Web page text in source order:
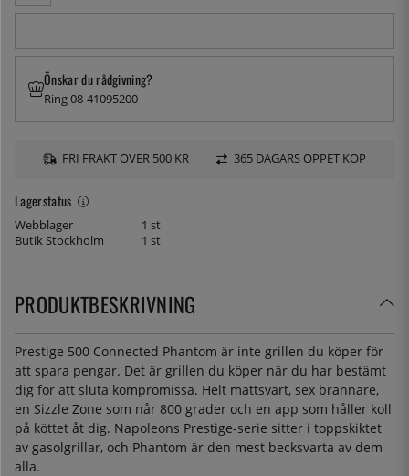
Lagerstatus
Webblager
1 st
Butik Stockholm
1 st
Önskar du rådgivning?
Ring 08-41095200
FRI FRAKT ÖVER 500 KR 365 DAGARS ÖPPET KÖP
PRODUKTBESKRIVNING
Prestige 500 Connected Phantom är inte grillen du köper för
att spara pengar. Det är grillen du köper när du har bestämt
dig för att sluta kompromissa. Helt mattsvart, sex brännare,
en Sizzle Zone som når 800 grader och en app som håller koll
på köttet åt dig. Napoleons Prestige-serie sitter i toppskiktet
av gasolgrillar, och Phantom är den mest becksvarta av dem
alla.